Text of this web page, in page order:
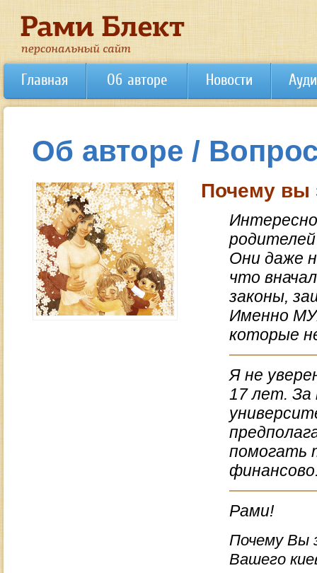
Главная Об авторе Новости
Об авторе /
Почему вы
Они даже
что
законы,
Именно
которые
Я не
17 лет. За
помогать
Рами!
Почему Вы
Вашего